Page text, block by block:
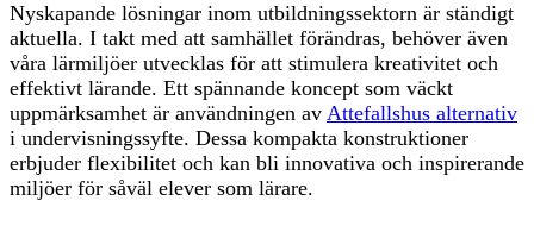
Nyskapande lösningar inom utbildningssektorn är ständigt
aktuella. I takt med att samhället förändras, behöver även
våra lärmiljöer utvecklas för att stimulera kreativitet och
effektivt lärande. Ett spännande koncept som väckt
uppmärksamhet är användningen av Attefallshus alternativ
i undervisningssyfte. Dessa kompakta konstruktioner
erbjuder flexibilitet och kan bli innovativa och inspirerande
miljöer för såväl elever som lärare.